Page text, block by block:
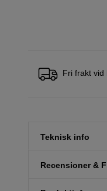
Fri frakt vid
Teknisk info
Recensioner &